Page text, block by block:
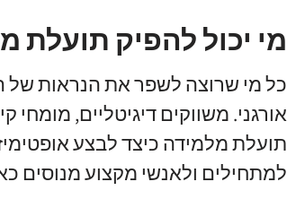
מי יכול להפיק תועלת
כל מי שרוצה לשפר את הנראות של
אורגני. משווקים דיגיטליים, מומחי
תועלת מלמידה כיצד לבצע
למתחילים ולאנשי מקצוע מנוסים